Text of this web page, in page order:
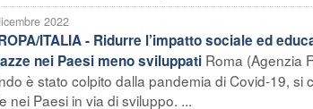
2022
ITALIA - Ridurre l’impatto sociale ed
nei Paesi meno sviluppati Roma (Agenzia
è stato colpito dalla pandemia di Covid-19,
nei Paesi in via di sviluppo. ...